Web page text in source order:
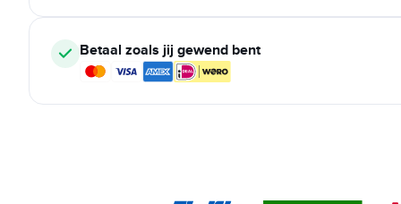
Betaal zoals jij gewend bent